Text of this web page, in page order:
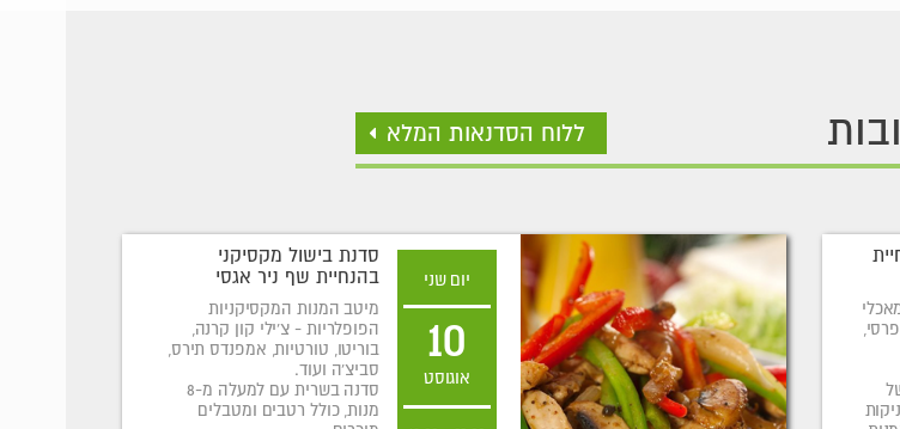
ללוח הסדנאות המלא
יום שני
10
אוגוסט
סדנת בישול מקסיקני
בהנחיית שף ניר אגסי
מיטב המנות המקסיקניות
הפופלריות - צ'ילי קון קרנה,
בוריטו, טורטיות, אמפנדס תירס,
סביצ'ה ועוד.
סדנה בשרית עם למעלה מ-8
מנות, כולל רטבים ומטבלים